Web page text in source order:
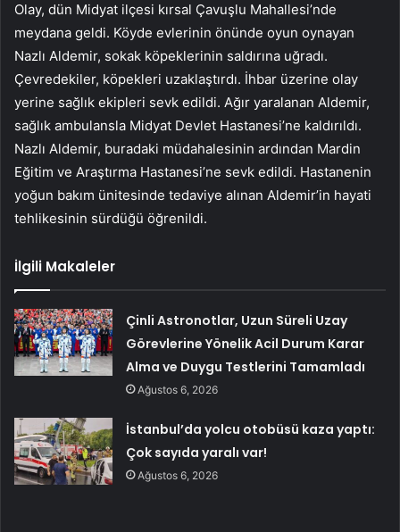
Olay, dün Midyat ilçesi kırsal Çavuşlu Mahallesi’nde
meydana geldi. Köyde evlerinin önünde oyun oynayan
Nazlı Aldemir, sokak köpeklerinin saldırına uğradı.
Çevredekiler, köpekleri uzaklaştırdı. İhbar üzerine olay
yerine sağlık ekipleri sevk edildi. Ağır yaralanan Aldemir,
sağlık ambulansla Midyat Devlet Hastanesi’ne kaldırıldı.
Nazlı Aldemir, buradaki müdahalesinin ardından Mardin
Eğitim ve Araştırma Hastanesi’ne sevk edildi. Hastanenin
yoğun bakım ünitesinde tedaviye alınan Aldemir’in hayati
tehlikesinin sürdüğü öğrenildi.
İlgili Makaleler
Çinli Astronotlar, Uzun Süreli Uzay
Görevlerine Yönelik Acil Durum Karar
Alma ve Duygu Testlerini Tamamladı
Ağustos 6, 2026
İstanbul’da yolcu otobüsü kaza yaptı:
Çok sayıda yaralı var!
Ağustos 6, 2026